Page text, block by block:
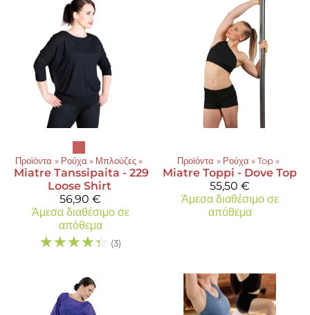
Προϊόντα ‪» Ρούχα ‪» Μπλούζες ‪»
Miatre Tanssipaita - 229
Loose Shirt
56,90 €
Άμεσα διαθέσιμο σε
απόθεμα
☆☆☆☆☆ (3)
Προϊόντα ‪» Ρούχα ‪»Top ‪»
Miatre Toppi - Dove Top
55,50 €
Άμεσα διαθέσιμο σε
απόθεμα